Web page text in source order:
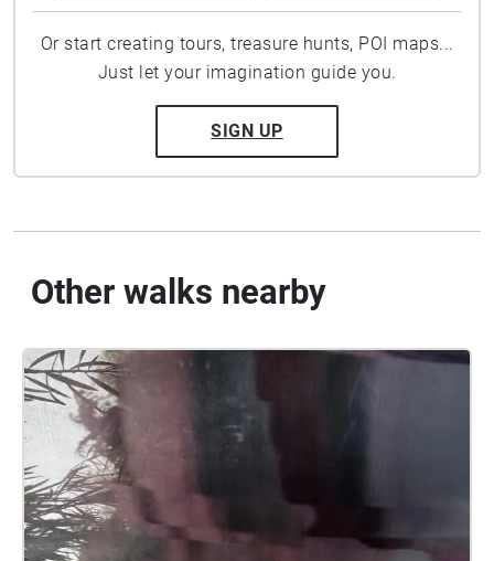
Or start creating tours, treasure hunts, POI maps...
Just let your imagination guide you.
SIGN UP
Other walks nearby